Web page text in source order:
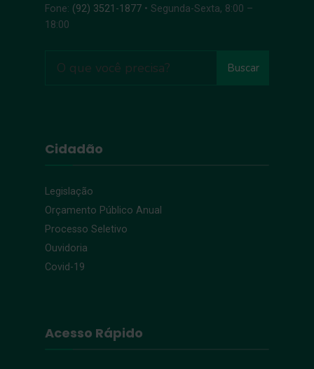
Fone: (92) 3521-1877 • Segunda-Sexta, 8:00 –
18:00
Buscar
Cidadão
Legislação
Orçamento Público Anual
Processo Seletivo
Ouvidoria
Covid-19
Acesso Rápido